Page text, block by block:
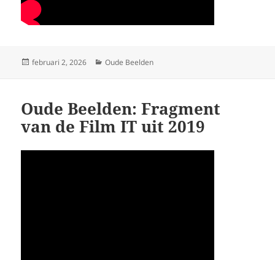
Geplaatst
februari 2, 2026 Categorieën
Oude Beelden
Oude Beelden: Fragment
van de Film IT uit 2019